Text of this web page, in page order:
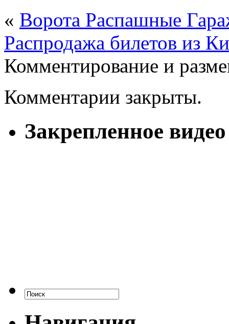
« Ворота Распашные
Распродажа билетов из
Комментирование и
Комментарии закрыты.
Закрепленное видео